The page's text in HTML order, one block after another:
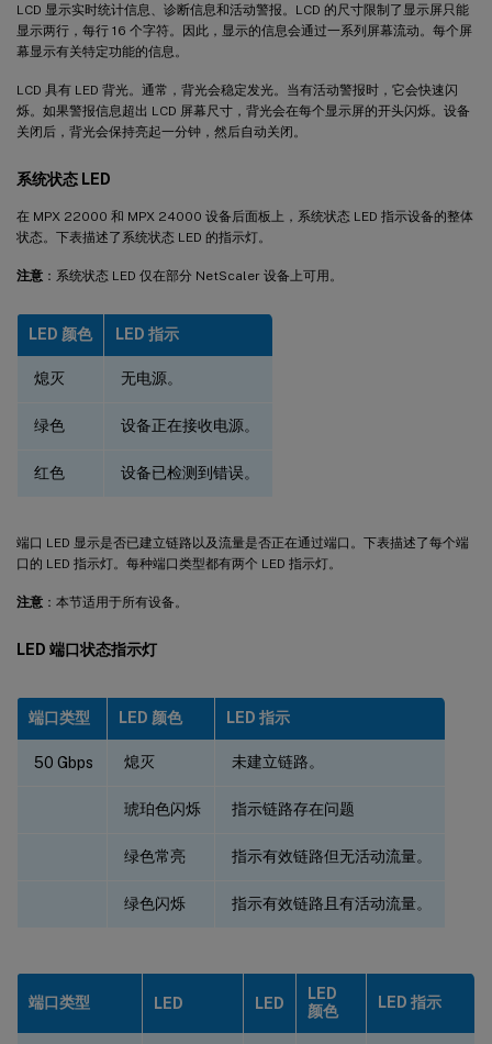
LCD 显示实时统计信息、诊断信息和活动警报。LCD 的尺寸限制了显示屏只能
显示两行，每行 16 个字符。因此，显示的信息会通过一系列屏幕流动。每个屏
幕显示有关特定功能的信息。
LCD 具有 LED 背光。通常，背光会稳定发光。当有活动警报时，它会快速闪
烁。如果警报信息超出 LCD 屏幕尺寸，背光会在每个显示屏的开头闪烁。设备
关闭后，背光会保持亮起一分钟，然后自动关闭。
系统状态 LED
在 MPX 22000 和 MPX 24000 设备后面板上，系统状态 LED 指示设备的整体
状态。下表描述了系统状态 LED 的指示灯。
注意 ：系统状态 LED 仅在部分 NetScaler 设备上可用。
LED 颜色 LED 指示
熄灭 无电源。
绿色 设备正在接收电源。
红色 设备已检测到错误。
端口 LED 显示是否已建立链路以及流量是否正在通过端口。下表描述了每个端
口的 LED 指示灯。每种端口类型都有两个 LED 指示灯。
注意 ：本节适用于所有设备。
LED 端口状态指示灯
端口类型 LED 颜色 LED 指示
50 Gbps 熄灭 未建立链路。
琥珀色闪烁 指示链路存在问题
绿色常亮 指示有效链路但无活动流量。
绿色闪烁 指示有效链路且有活动流量。
端口类型 LED LED
LED
颜色
LED 指示
短距离光纤 10G SFP+ 距离规格
Citrix 直连 (DAC) 铜缆 TwinAx 10G SFP+ 无源电缆规格
50/100 G 可插拔介质